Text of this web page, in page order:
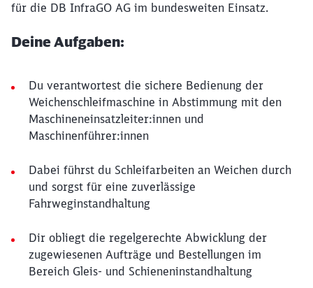
für die DB InfraGO AG im bundesweiten Einsatz.
Deine Aufgaben:
Du verantwortest die sichere Bedienung der
Weichenschleifmaschine in Abstimmung mit den
Maschineneinsatzleiter:innen und
Maschinenführer:innen
Dabei führst du Schleifarbeiten an Weichen durch
und sorgst für eine zuverlässige
Fahrweginstandhaltung
Dir obliegt die regelgerechte Abwicklung der
zugewiesenen Aufträge und Bestellungen im
Bereich Gleis- und Schieneninstandhaltung